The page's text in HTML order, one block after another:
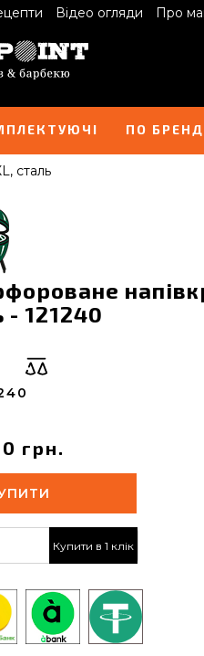
Відео огляди Про
ПО
сталь
- 121240
грн.
Купити в 1 клік